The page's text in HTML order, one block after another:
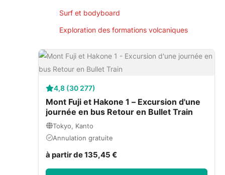
Surf et bodyboard
Exploration des formations volcaniques
4,8 (30 277)
Mont Fuji et Hakone 1 – Excursion d'une
journée en bus Retour en Bullet Train
Tokyo, Kanto
Annulation gratuite
à partir de 135,45 €